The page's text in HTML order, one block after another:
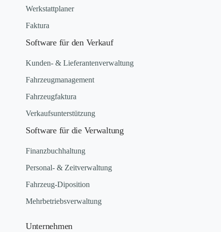
Werkstattplaner
Faktura
Software für den Verkauf
Kunden- & Lieferantenverwaltung
Fahrzeugmanagement
Fahrzeugfaktura
Verkaufsunterstützung
Software für die Verwaltung
Finanzbuchhaltung
Personal- & Zeitverwaltung
Fahrzeug-Diposition
Mehrbetriebsverwaltung
Unternehmen